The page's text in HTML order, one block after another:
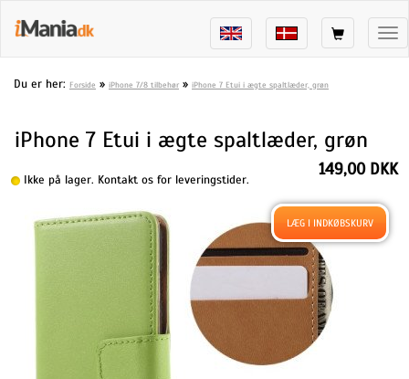
Du er her: Forside » iPhone 7/8 tilbehør » iPhone 7 Etui i ægte spaltlæder, grøn
iPhone 7 Etui i ægte spaltlæder, grøn
Ikke på lager. Kontakt os for leveringstider.
149,00 DKK